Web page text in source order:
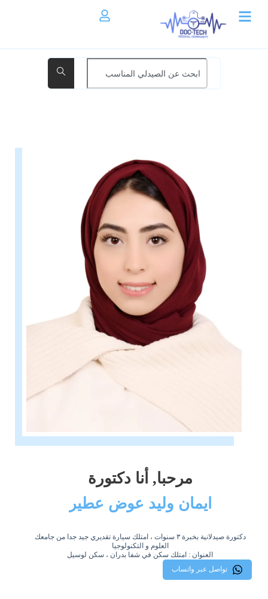
مرحبا, أنا دكتورة
ايمان وليد عوض عطير
دكتورة صيدلانية بخبرة ٣ سنوات ، امتلك سيارة تقديري جيد جدا من جامعك
العلوم و التكنولوجيا
العنوان : امتلك سكن في شفا بدران ، سكن لوسيل
تواصل عبر واتساب